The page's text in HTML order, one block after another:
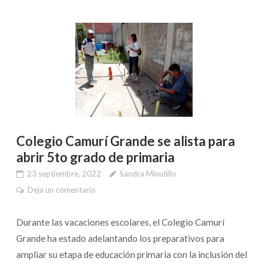
Colegio Camurí Grande se alista para
abrir 5to grado de primaria
23 septiembre, 2022
Sandra Minutillo
Deja un comentario
Durante las vacaciones escolares, el Colegio Camurí
Grande ha estado adelantando los preparativos para
ampliar su etapa de educación primaria con la inclusión del